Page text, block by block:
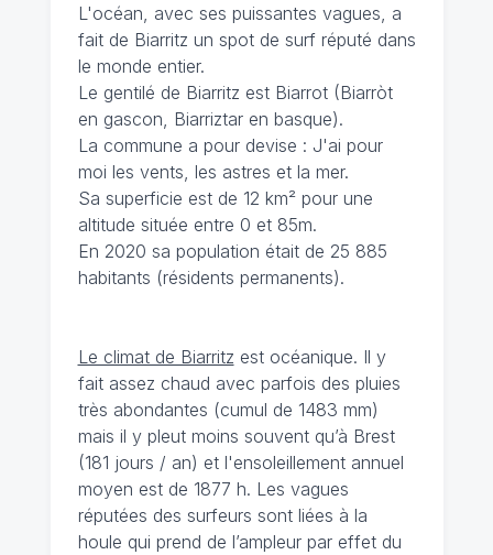
L'océan, avec ses puissantes vagues, a
fait de Biarritz un spot de surf réputé dans
le monde entier.
Le gentilé de Biarritz est Biarrot (Biarròt
en gascon, Biarriztar en basque).
La commune a pour devise : J'ai pour
moi les vents, les astres et la mer.
Sa superficie est de 12 km² pour une
altitude située entre 0 et 85m.
En 2020 sa population était de 25 885
habitants (résidents permanents).
Le climat de Biarritz est océanique. Il y
fait assez chaud avec parfois des pluies
très abondantes (cumul de 1483 mm)
mais il y pleut moins souvent qu’à Brest
(181 jours / an) et l'ensoleillement annuel
moyen est de 1877 h. Les vagues
réputées des surfeurs sont liées à la
houle qui prend de l’ampleur par effet du